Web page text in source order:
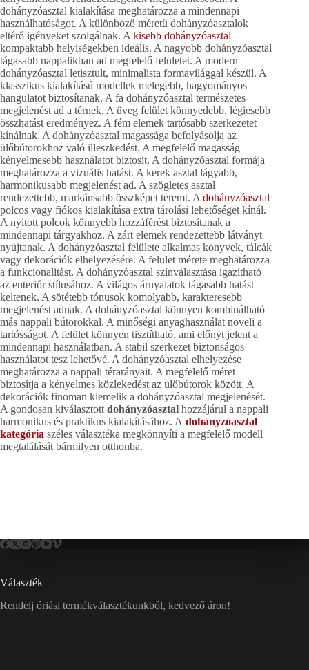
dohányzóasztal kialakítása meghatározza a mindennapi
használhatóságot. A különböző méretű dohányzóasztalok
eltérő igényeket szolgálnak. A kisebb dohányzóasztal
kompaktabb helyiségekben ideális. A nagyobb dohányzóasztal
tágasabb nappalikban ad megfelelő felületet. A modern
dohányzóasztal letisztult, minimalista formavilággal készül. A
klasszikus kialakítású modellek melegebb, hagyományos
hangulatot biztosítanak. A fa dohányzóasztal természetes
megjelenést ad a térnek. A üveg felület könnyedebb, légiesebb
összhatást eredményez. A fém elemek tartósabb szerkezetet
kínálnak. A dohányzóasztal magassága befolyásolja az
ülőbútorokhoz való illeszkedést. A megfelelő magasság
kényelmesebb használatot biztosít. A dohányzóasztal formája
meghatározza a vizuális hatást. A kerek asztal lágyabb,
harmonikusabb megjelenést ad. A szögletes asztal
rendezettebb, markánsabb összképet teremt. A dohányzóasztal
polcos vagy fiókos kialakítása extra tárolási lehetőséget kínál.
A nyitott polcok könnyebb hozzáférést biztosítanak a
mindennapi tárgyakhoz. A zárt elemek rendezettebb látványt
nyújtanak. A dohányzóasztal felülete alkalmas könyvek, tálcák
vagy dekorációk elhelyezésére. A felület mérete meghatározza
a funkcionalitást. A dohányzóasztal színválasztása igazítható
az enteriőr stílusához. A világos árnyalatok tágasabb hatást
keltenek. A sötétebb tónusok komolyabb, karakteresebb
megjelenést adnak. A dohányzóasztal könnyen kombinálható
más nappali bútorokkal. A minőségi anyaghasználat növeli a
tartósságot. A felület könnyen tisztítható, ami előnyt jelent a
mindennapi használatban. A stabil szerkezet biztonságos
használatot tesz lehetővé. A dohányzóasztal elhelyezése
meghatározza a nappali térarányait. A megfelelő méret
biztosítja a kényelmes közlekedést az ülőbútorok között. A
dekorációk finoman kiemelik a dohányzóasztal megjelenését.
A gondosan kiválasztott dohányzóasztal hozzájárul a nappali
harmonikus és praktikus kialakításához. A dohányzóasztal
kategória széles választéka megkönnyíti a megfelelő modell
megtalálását bármilyen otthonba.
Választék
Rendelj óriási termékválasztékunkból, kedvező áron!